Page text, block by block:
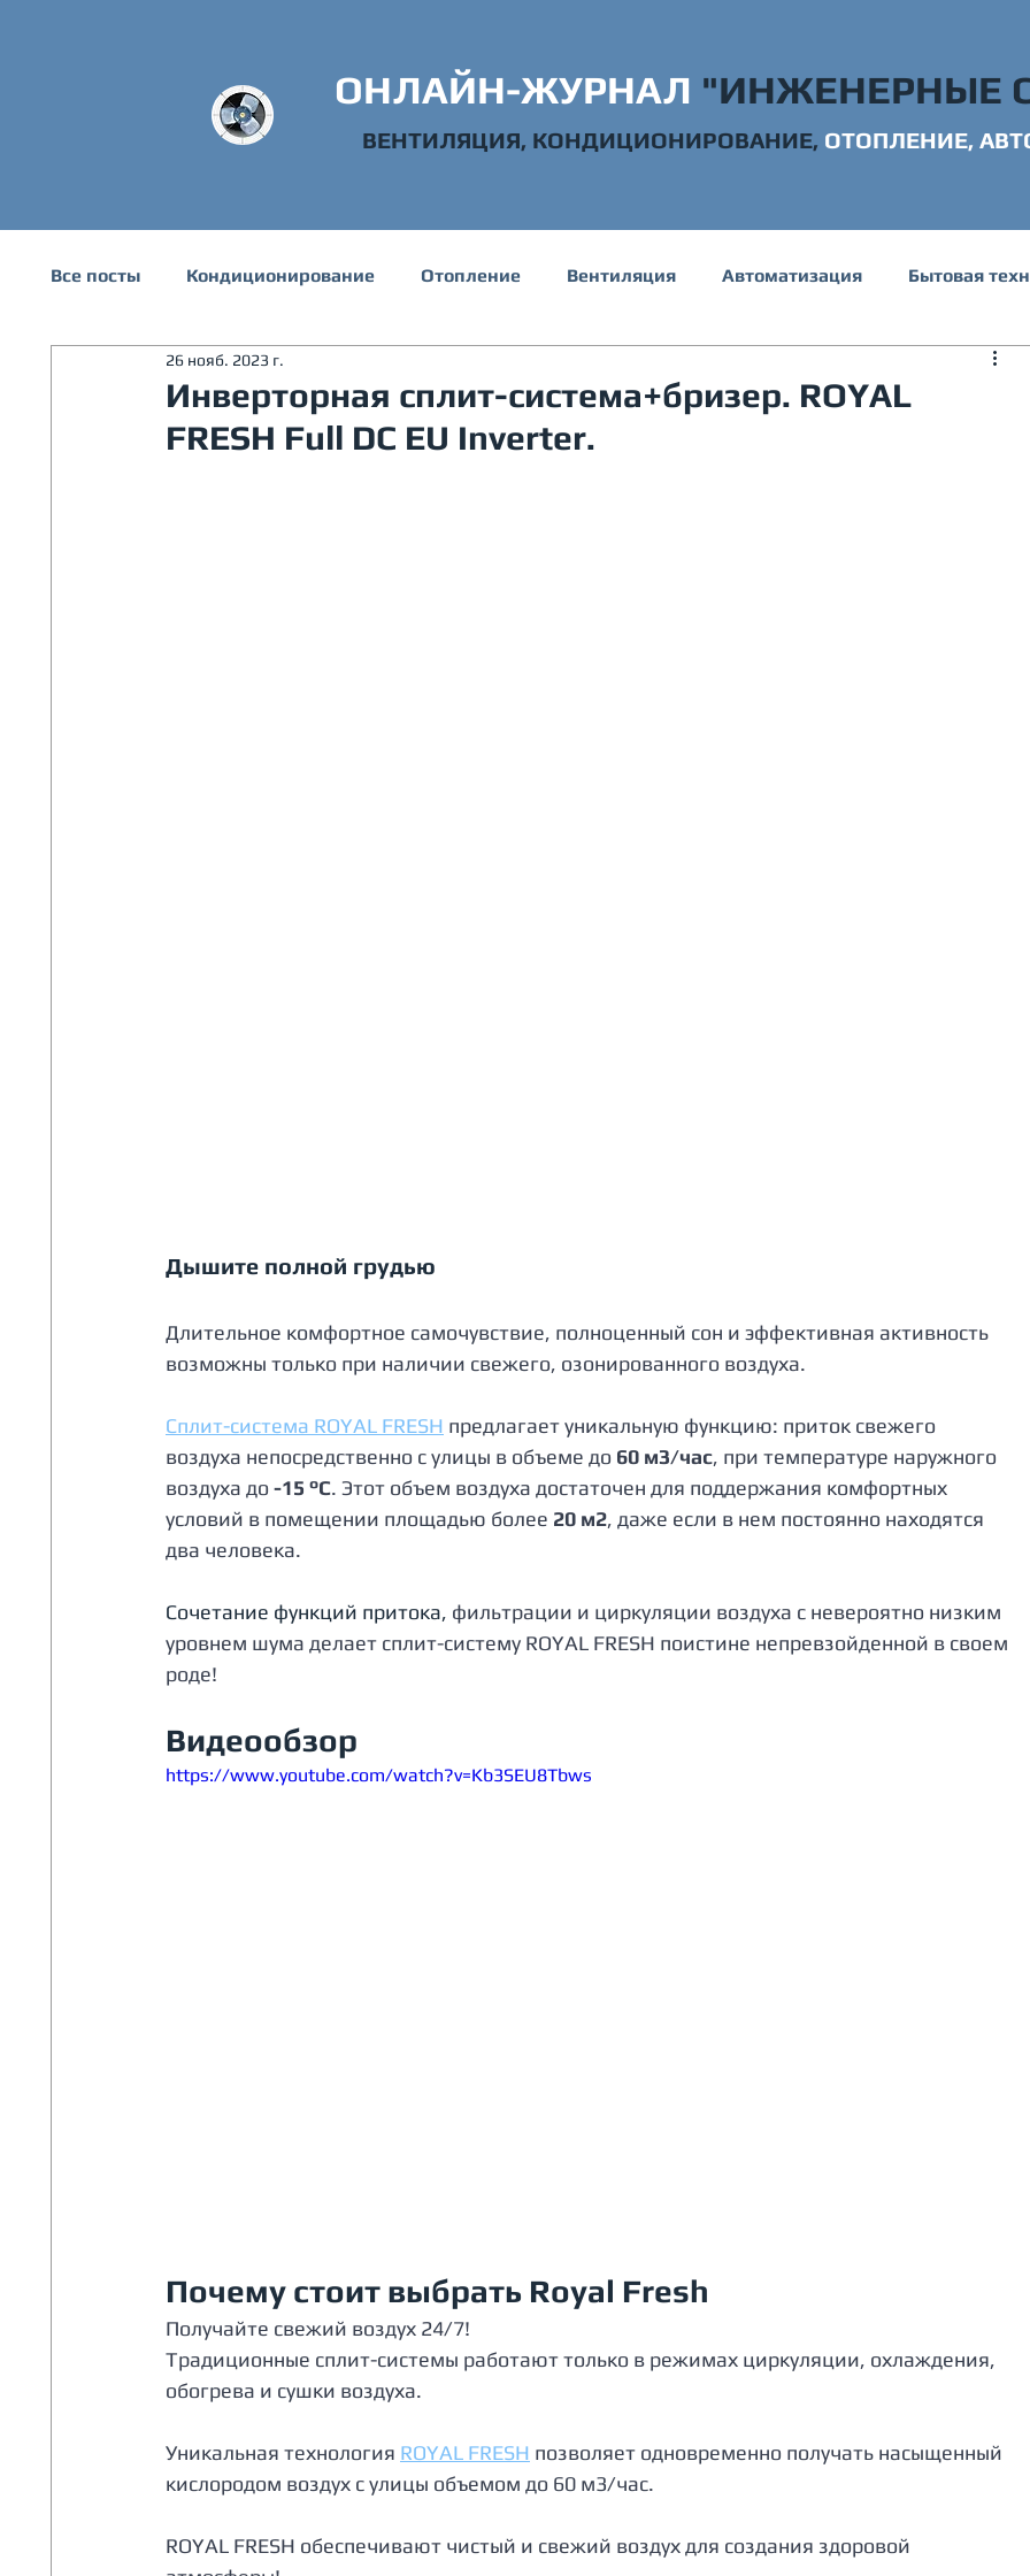
ОНЛАЙН-ЖУРНАЛ "ИНЖЕНЕРНЫЕ
ВЕНТИЛЯЦИЯ, КОНДИЦИОНИРОВАНИЕ, ОТОПЛЕНИЕ,
Все посты Кондиционирование Отопление Вентиляция Автоматизация Бытовая
Техническая информация
Инверторная сплит-система+бризер. ROYAL
FRESH Full DC EU Inverter.
26 нояб. 2023 г.
Дышите полной грудью
Длительное комфортное самочувствие, полноценный сон и эффективная активность
возможны только при наличии свежего, озонированного воздуха.
Сплит-система ROYAL FRESH предлагает уникальную функцию: приток свежего
воздуха непосредственно с улицы в объеме до 60 м3/час, при температуре наружного
воздуха до -15 °С. Этот объем воздуха достаточен для поддержания комфортных
условий в помещении площадью более 20 м2, даже если в нем постоянно находятся
два человека.
Сочетание функций притока, фильтрации и циркуляции воздуха с невероятно низким
уровнем шума делает сплит-систему ROYAL FRESH поистине непревзойденной в своем
роде!
Видеообзор
https://www.youtube.com/watch?v=Kb3SEU8Tbws
Почему стоит выбрать Royal Fresh
Получайте свежий воздух 24/7!
Традиционные сплит-системы работают только в режимах циркуляции, охлаждения,
обогрева и сушки воздуха.
Уникальная технология ROYAL FRESH позволяет одновременно получать насыщенный
кислородом воздух с улицы объемом до 60 м3/час.
ROYAL FRESH обеспечивают чистый и свежий воздух для создания здоровой